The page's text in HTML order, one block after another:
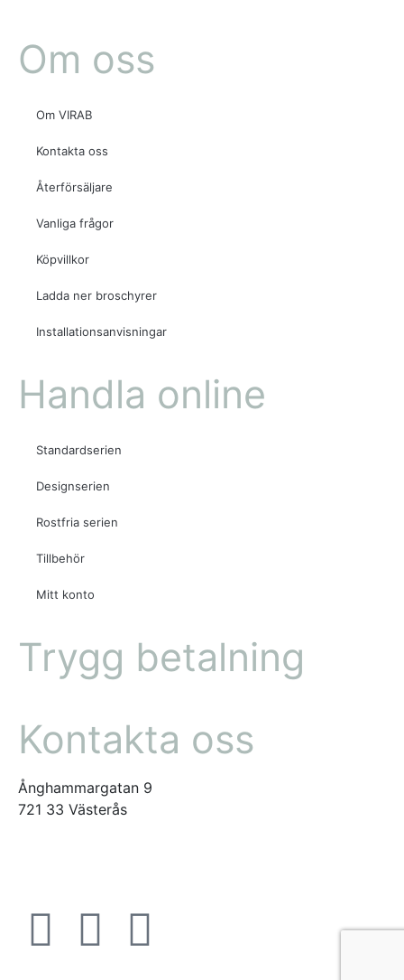
Om oss
Om VIRAB
Kontakta oss
Återförsäljare
Vanliga frågor
Köpvillkor
Ladda ner broschyrer
Installationsanvisningar
Handla online
Standardserien
Designserien
Rostfria serien
Tillbehör
Mitt konto
Trygg betalning
Kontakta oss
Ånghammargatan 9
721 33 Västerås